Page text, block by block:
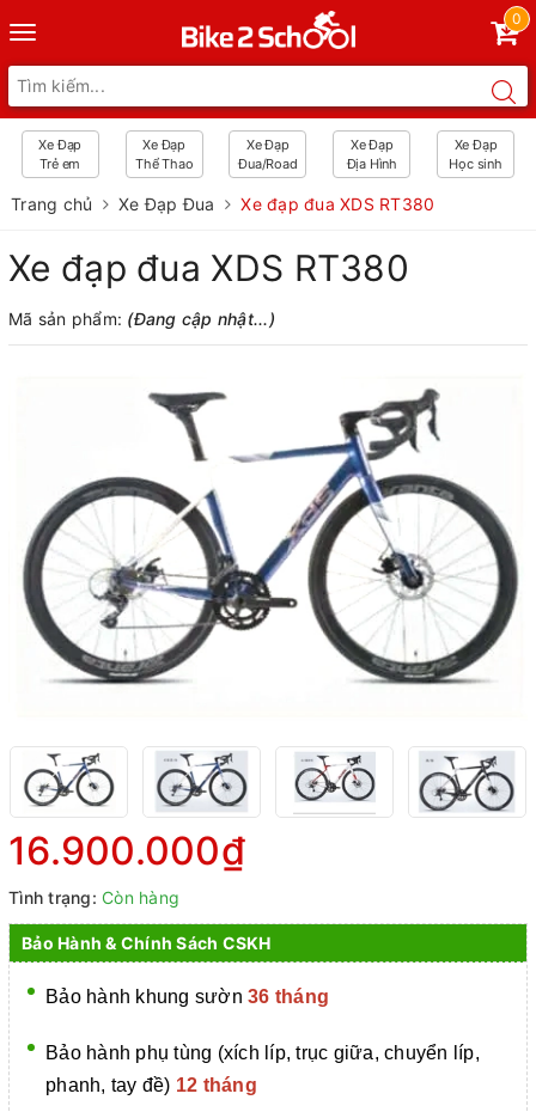
Toggle
navigation
0
Xe Đạp
Trẻ em
Xe Đạp
Thể Thao
Xe Đạp
Đua/Road
Xe Đạp
Địa Hình
Xe Đạp
Học sinh
Trang chủ Xe Đạp Đua Xe đạp đua XDS RT380
Xe đạp đua XDS RT380
Mã sản phẩm: (Đang cập nhật...)
16.900.000₫
Tình trạng: Còn hàng
Bảo Hành & Chính Sách CSKH
Bảo hành khung sườn 36 tháng
Bảo hành phụ tùng (xích líp, trục giữa, chuyển líp,
phanh, tay đề) 12 tháng